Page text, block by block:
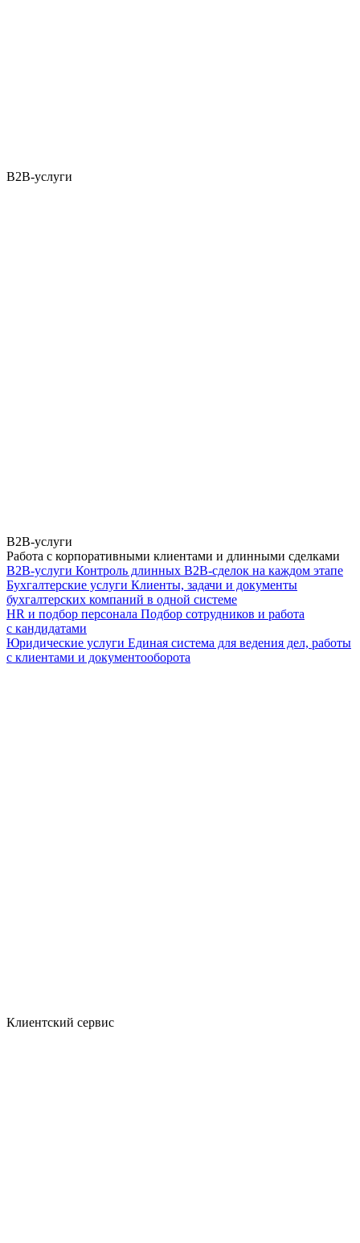
B2B-услуги
B2B-услуги
Работа с корпоративными клиентами и длинными сделками
B2B-услуги Контроль длинных B2B-сделок на каждом этапе
Бухгалтерские услуги Клиенты, задачи и документы
бухгалтерских компаний в одной системе
HR и подбор персонала Подбор сотрудников и работа
с кандидатами
Юридические услуги Единая система для ведения дел, работы
с клиентами и документооборота
Клиентский сервис